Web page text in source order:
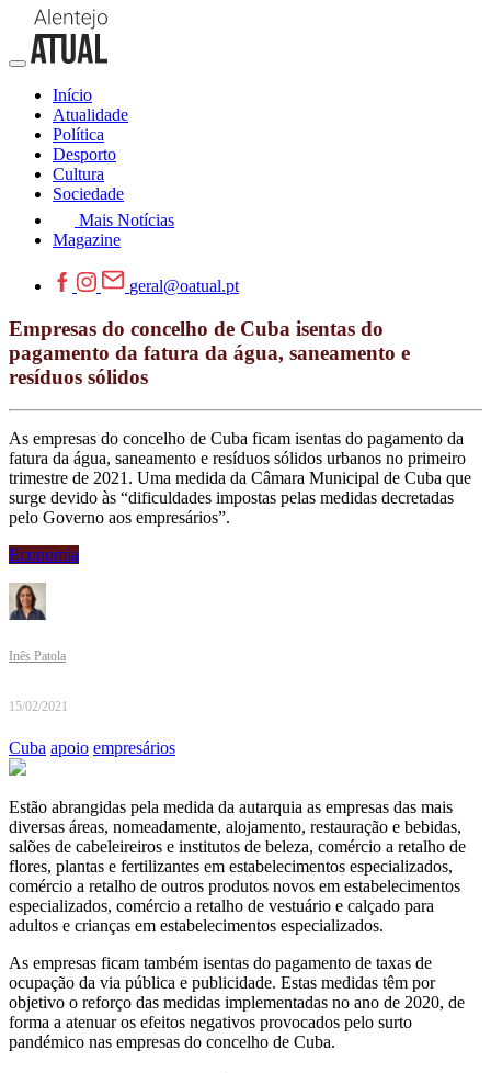
Início
Atualidade
Política
Desporto
Cultura
Sociedade
Mais Notícias
Magazine
geral@oatual.pt
Empresas do concelho de Cuba isentas do
pagamento da fatura da água, saneamento e
resíduos sólidos
As empresas do concelho de Cuba ficam isentas do pagamento da
fatura da água, saneamento e resíduos sólidos urbanos no primeiro
trimestre de 2021. Uma medida da Câmara Municipal de Cuba que
surge devido às “dificuldades impostas pelas medidas decretadas
pelo Governo aos empresários”.
Economia
Inês Patola
15/02/2021
Cuba apoio empresários
Estão abrangidas pela medida da autarquia as empresas das mais
diversas áreas, nomeadamente, alojamento, restauração e bebidas,
salões de cabeleireiros e institutos de beleza, comércio a retalho de
flores, plantas e fertilizantes em estabelecimentos especializados,
comércio a retalho de outros produtos novos em estabelecimentos
especializados, comércio a retalho de vestuário e calçado para
adultos e crianças em estabelecimentos especializados.
As empresas ficam também isentas do pagamento de taxas de
ocupação da via pública e publicidade. Estas medidas têm por
objetivo o reforço das medidas implementadas no ano de 2020, de
forma a atenuar os efeitos negativos provocados pelo surto
pandémico nas empresas do concelho de Cuba.